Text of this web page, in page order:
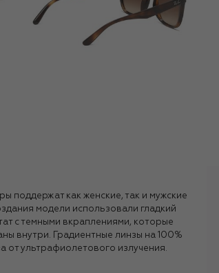
поддержат как женские, так и мужские
модели использовали гладкий
с темными вкраплениями, которые
внутри. Градиентные линзы на 100%
от ультрафиолетового излучения.